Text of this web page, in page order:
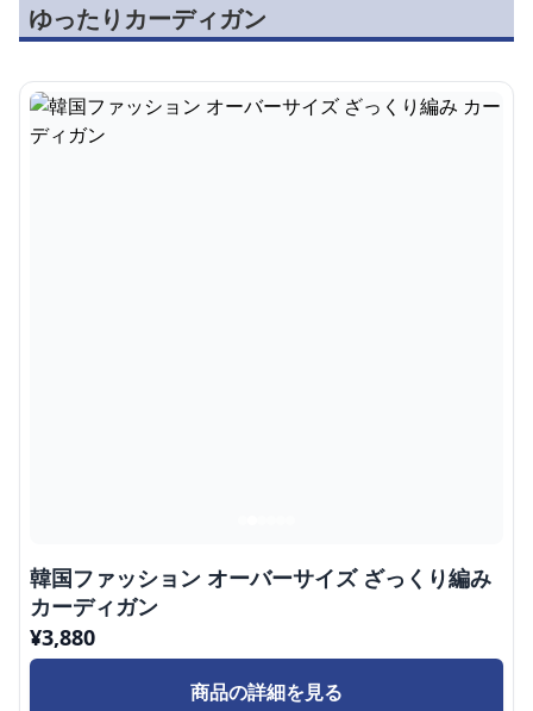
ゆったりカーディガン
韓国ファッション オーバーサイズ ざっくり編み
カーディガン
¥3,880
商品の詳細を見る